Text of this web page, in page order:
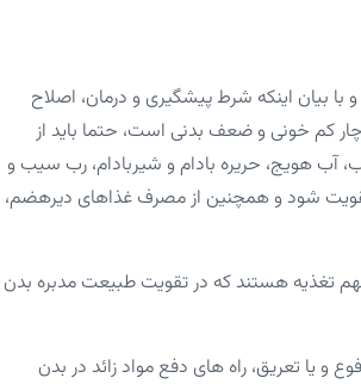
با بیان اینکه شرط پیشگیری و درمان، اصلاح
کم ‌خونی و ضعف بدنی است، حتما باید از
آب هویج، حریره بادام و شیربادام، رب سیب و
شود و همچنین از مصرف غذاهای دیرهضم،
تغذیه هستند که در تقویت طبیعت مدبره بدن
یا تعریق، راه‌ های دفع مواد زائد در بدن